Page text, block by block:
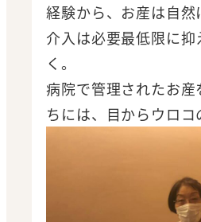
経験から、お産は自然
介入は必要最低限に抑
く。
病院で管理されたお産
ちには、目からウロコ